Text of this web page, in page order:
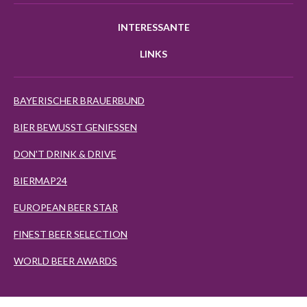
INTERESSANTE
LINKS
BAYERISCHER BRAUERBUND
BIER BEWUSST GENIESSEN
DON'T DRINK & DRIVE
BIERMAP24
EUROPEAN BEER STAR
FINEST BEER SELECTION
WORLD BEER AWARDS